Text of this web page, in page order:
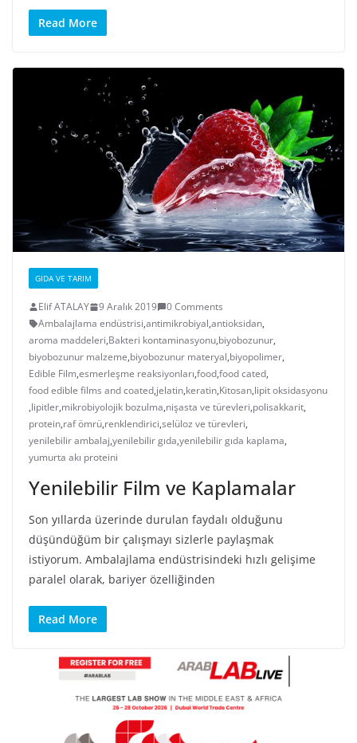
Read More
GIDA VE TARIM
Elif ATALAY 9 Aralık 2019
0 Comments
Ambalajlama endüstrisi,antimikrobiyal,antioksidan,
aroma maddeleri,Bakteri kontaminasyonu,biyobozunur,
biyobozunur malzeme,biyobozunur materyal,biyopolimer,
Edible Film,esmerleşme reaksiyonları,food,food cated,
food edible films and coated,jelatin,keratin,Kitosan,lipit oksidasyonu
,lipitler,mikrobiyolojik bozulma,nişasta ve türevleri,polisakkarit,
protein,raf ömrü,renklendirici,selüloz ve türevleri,
yenilebilir ambalaj,yenilebilir gıda,yenilebilir gıda kaplama,
yumurta akı proteini
Yenilebilir Film ve Kaplamalar
Son yıllarda üzerinde durulan faydalı olduğunu
düşündüğüm bir çalışmayı sizlerle paylaşmak
istiyorum. Ambalajlama endüstrisindeki hızlı gelişime
paralel olarak, bariyer özelliğinden
Read More